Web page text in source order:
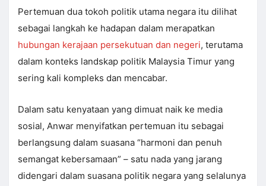
Pertemuan dua tokoh politik utama negara itu dilihat
sebagai langkah ke hadapan dalam merapatkan
hubungan kerajaan persekutuan dan negeri, terutama
dalam konteks landskap politik Malaysia Timur yang
sering kali kompleks dan mencabar.
Dalam satu kenyataan yang dimuat naik ke media
sosial, Anwar menyifatkan pertemuan itu sebagai
berlangsung dalam suasana “harmoni dan penuh
semangat kebersamaan” – satu nada yang jarang
didengari dalam suasana politik negara yang selalunya